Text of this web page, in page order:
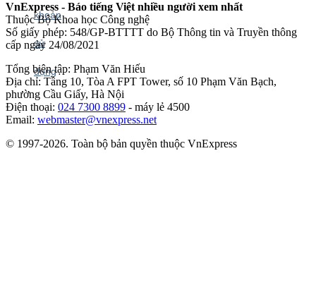
VnExpress - Báo tiếng Việt nhiều người xem nhất
Thuộc Bộ Khoa học Công nghệ
Số giấy phép: 548/GP-BTTTT do Bộ Thông tin và Truyền thông
cấp ngày 24/08/2021
Tổng biên tập: Phạm Văn Hiếu
Địa chỉ: Tầng 10, Tòa A FPT Tower, số 10 Phạm Văn Bạch,
phường Cầu Giấy, Hà Nội
Điện thoại: 024 7300 8899 - máy lẻ 4500
Email: webmaster@vnexpress.net
© 1997-2026. Toàn bộ bản quyền thuộc VnExpress